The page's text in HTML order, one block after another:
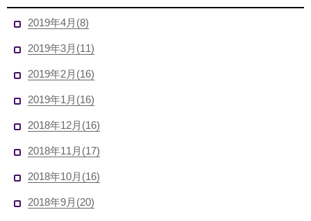
2019年4月(8)
2019年3月(11)
2019年2月(16)
2019年1月(16)
2018年12月(16)
2018年11月(17)
2018年10月(16)
2018年9月(20)